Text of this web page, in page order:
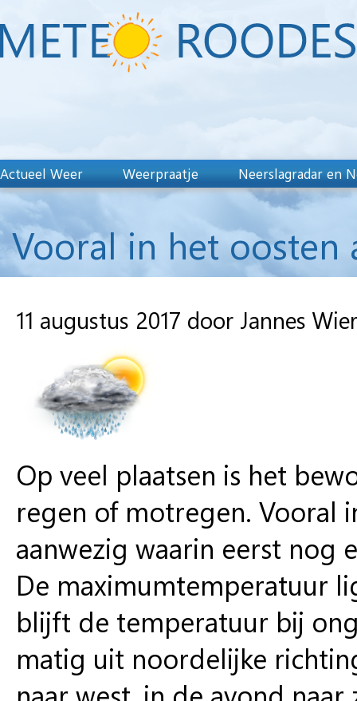
Actueel Weer Weerpraatje Neerslagradar en
Vooral in het oosten
11 augustus 2017 door Jannes
Op veel plaatsen is het
regen of motregen. Vooral
aanwezig waarin eerst nog
De maximumtemperatuur
blijft de temperatuur bij
matig uit noordelijke